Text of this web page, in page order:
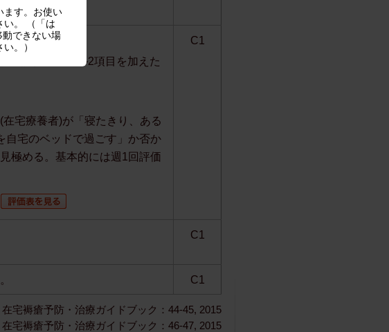
る。
力評価スケール2項目を加えた
宅療養者)が「寝たきり、ある
自宅のベッドで過ごす」か否か
極める。基本的には週1回評価
C1
C1
C1
宅褥瘡予防・治療ガイドブック：44-45, 2015
宅褥瘡予防・治療ガイドブック：46-47, 2015